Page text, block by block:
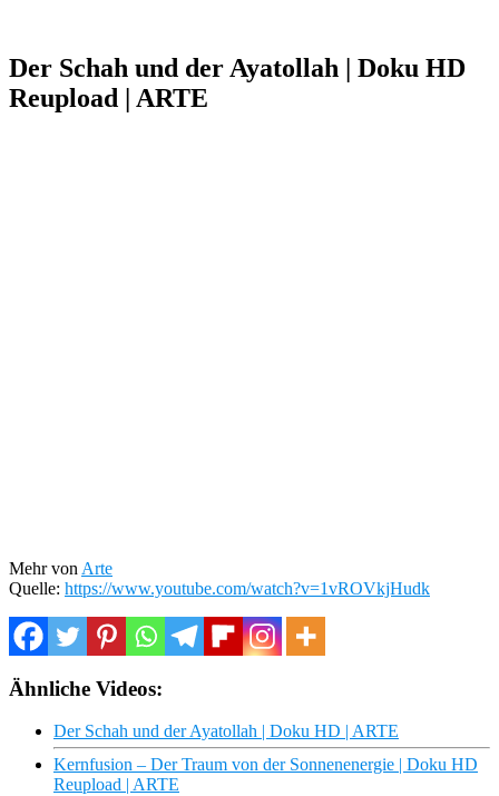
Der Schah und der Ayatollah | Doku HD
Reupload | ARTE
Mehr von Arte
Quelle: https://www.youtube.com/watch?v=1vROVkjHudk
Ähnliche Videos:
Der Schah und der Ayatollah | Doku HD | ARTE
Kernfusion – Der Traum von der Sonnenenergie | Doku HD
Reupload | ARTE